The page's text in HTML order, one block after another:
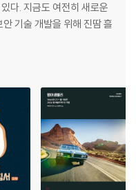
석
다. 지금도 여전히 새로운
기술 개발을 위해 진땀 흘